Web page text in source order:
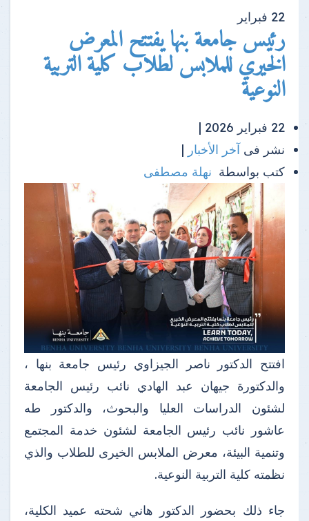
22 فبراير
رئيس جامعة بنها يفتتح المعرض
الخيري للملابس لطلاب كلية التربية
النوعية
22 فبراير 2026 |
نشر فى آخر الأخبار |
كتب بواسطة نهلة مصطفى
افتتح الدكتور ناصر الجيزاوي رئيس جامعة بنها ،
والدكتورة جيهان عبد الهادي نائب رئيس الجامعة
لشئون الدراسات العليا والبحوث، والدكتور طه
عاشور نائب رئيس الجامعة لشئون خدمة المجتمع
وتنمية البيئة، معرض الملابس الخيرى للطلاب والذي
نظمته كلية التربية النوعية.
جاء ذلك بحضور الدكتور هاني شحته عميد الكلية،